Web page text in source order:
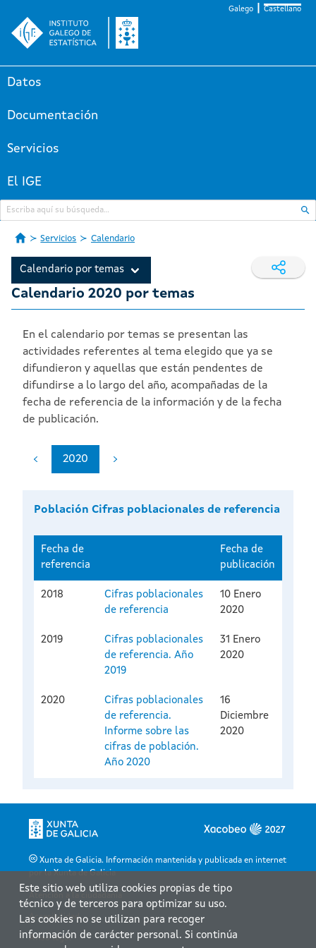
Galego Castellano
Datos
Documentación
Servicios
El IGE
Servicios Calendario
Calendario por temas
Calendario 2020 por temas
En el calendario por temas se presentan las
actividades referentes al tema elegido que ya se
difundieron y aquellas que están pendentes de
difundirse a lo largo del año, acompañadas de la
fecha de referencia de la información y de la fecha
de publicación.
2020
Población Cifras poblacionales de referencia
Fecha de
referencia
Fecha de
publicación
2018
Cifras poblacionales
de referencia
10 Enero
2020
2019
Cifras poblacionales
de referencia. Año
2019
31 Enero
2020
2020
Cifras poblacionales
de referencia.
Informe sobre las
cifras de población.
Año 2020
16
Diciembre
2020
Xunta de Galicia. Información mantenida y publicada en internet
por la Xunta de Galicia
Accesibilidad
Aviso legal
Este sitio web utiliza cookies propias de tipo
técnico y de terceros para optimizar su uso.
Las cookies no se utilizan para recoger
información de carácter personal. Si continúa